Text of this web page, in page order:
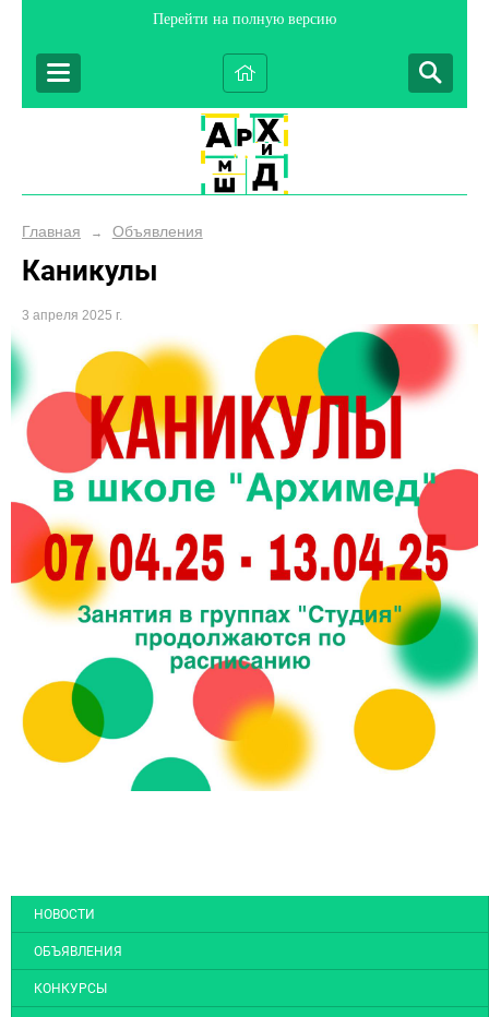
Перейти на полную версию
Главная → Объявления
Каникулы
3 апреля 2025 г.
НОВОСТИ
ОБЪЯВЛЕНИЯ
КОНКУРСЫ